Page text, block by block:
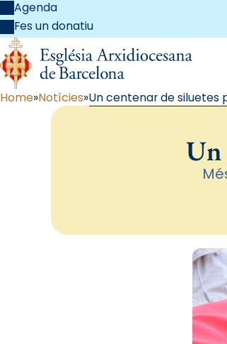
Agenda
Fes un donatiu
Home Notícies Un centenar de siluetes
Un